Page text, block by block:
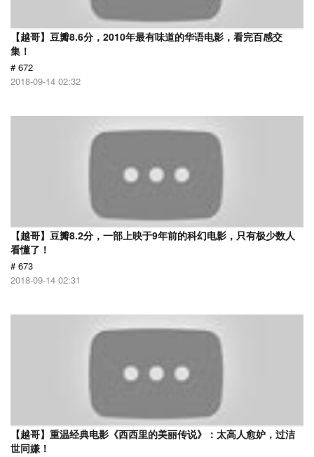
【越哥】豆瓣8.6分，2010年最有味道的华语电影，看完百感交
集！
# 672
2018-09-14 02:32
【越哥】豆瓣8.2分，一部上映于9年前的科幻电影，只有极少数人
看懂了！
# 673
2018-09-14 02:31
【越哥】重温经典电影《西西里的美丽传说》：太高人愈妒，过洁
世同嫌！